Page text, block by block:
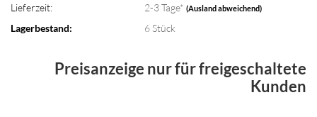
Lieferzeit:
2-3 Tage*(Ausland abweichend)
Lagerbestand: 6Stück
Preisanzeige nur für freigeschaltete
Kunden